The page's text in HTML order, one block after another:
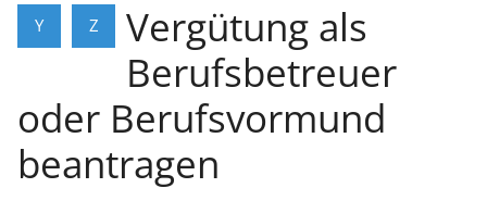
Y Z
Vergütung als
Berufsbetreuer
oder Berufsvormund
beantragen